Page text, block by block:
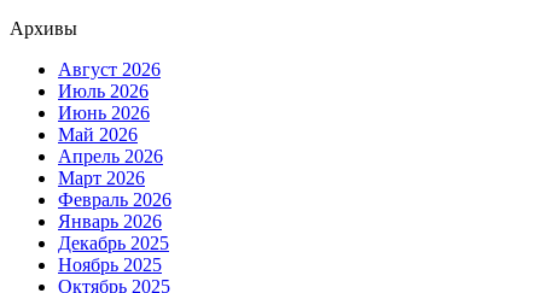
Архивы
Август 2026
Июль 2026
Июнь 2026
Май 2026
Апрель 2026
Март 2026
Февраль 2026
Январь 2026
Декабрь 2025
Ноябрь 2025
Октябрь 2025